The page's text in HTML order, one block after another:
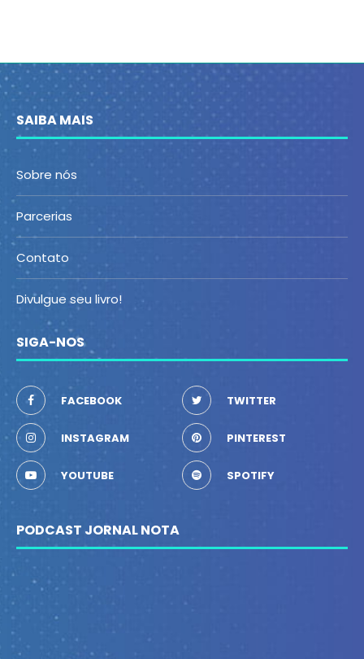
SAIBA MAIS
Sobre nós
Parcerias
Contato
Divulgue seu livro!
SIGA-NOS
FACEBOOK TWITTER
INSTAGRAM PINTEREST
YOUTUBE SPOTIFY
PODCAST JORNAL NOTA